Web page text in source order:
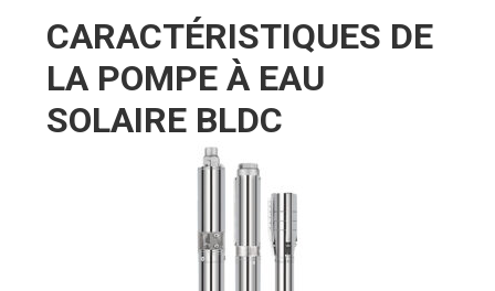
CARACTÉRISTIQUES DE
LA POMPE À EAU
SOLAIRE BLDC